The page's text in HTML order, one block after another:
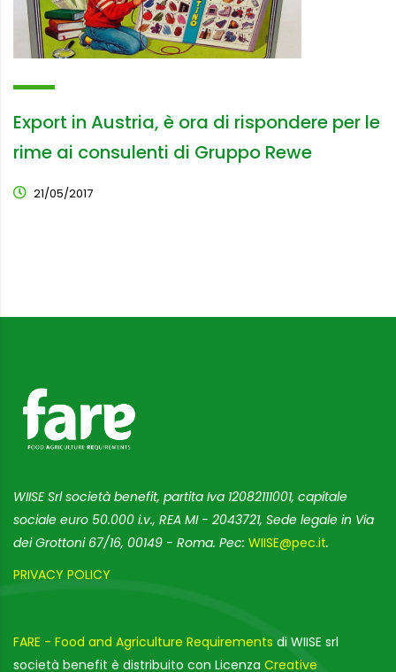
Export in Austria, è ora di rispondere per le
rime ai consulenti di Gruppo Rewe
21/05/2017
WIISE Srl società benefit, partita Iva 12082111001, capitale
sociale euro 50.000 i.v., REA MI - 2043721, Sede legale in Via
dei Grottoni 67/16, 00149 - Roma. Pec: WIISE@pec.it.
PRIVACY POLICY
FARE - Food and Agriculture Requirements di WIISE srl
società benefit è distribuito con Licenza Creative